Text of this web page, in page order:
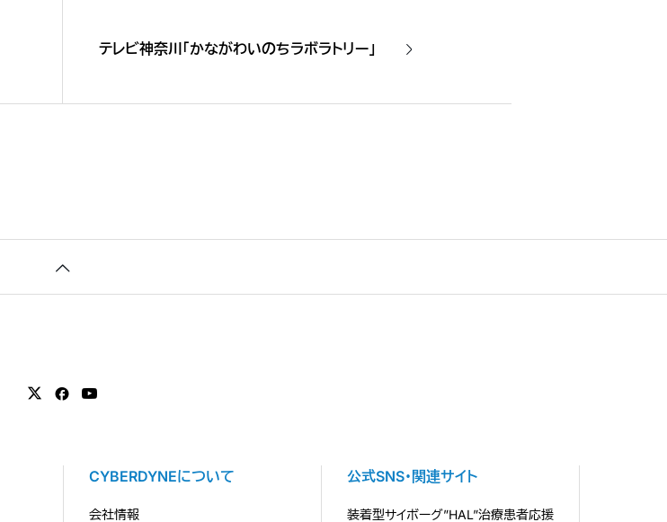
テレビ神奈川「かながわいのちラボラトリー」
CYBERDYNEについて
会社情報
公式SNS・関連サイト
装着型サイボーグ”HAL”治療患者応援